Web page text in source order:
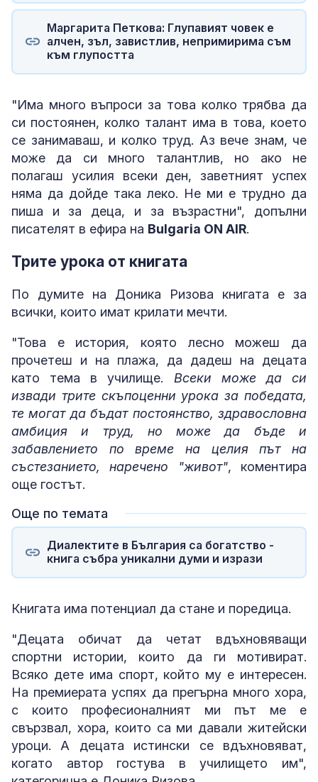
Маргарита Петкова: Глупавият човек е
алчен, зъл, завистлив, непримирима съм
към глупостта
"Има много въпроси за това колко трябва да
си постоянен, колко талант има в това, което
се занимаваш, и колко труд. Аз вече знам, че
може да си много талантлив, но ако не
полагаш усилия всеки ден, заветният успех
няма да дойде така леко. Не ми е трудно да
пиша и за деца, и за възрастни", допълни
писателят в ефира на Bulgaria ON AIR.
Трите урока от книгата
По думите на Доника Ризова книгата е за
всички, които имат крилати мечти.
"Това е история, която лесно можеш да
прочетеш и на плажа, да дадеш на децата
като тема в училище. Всеки може да си
извади трите скъпоценни урока за победата,
те могат да бъдат постоянство, здравословна
амбиция и труд, но може да бъде и
забавлението по време на целия път на
състезанието, наречено "живот", коментира
още гостът.
Още по темата
Диалектите в България са богатство -
книга събра уникални думи и изрази
Книгата има потенциал да стане и поредица.
"Децата обичат да четат вдъхновяващи
спортни истории, които да ги мотивират.
Всяко дете има спорт, който му е интересен.
На премиерата успях да прегърна много хора,
с които професионалният ми път ме е
свързвал, хора, които са ми давали житейски
уроци. А децата истински се вдъхновяват,
когато автор гостува в училището им",